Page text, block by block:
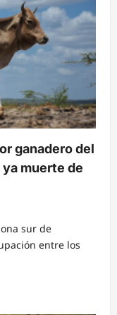
ganadero del
muerte de
sur de
entre los